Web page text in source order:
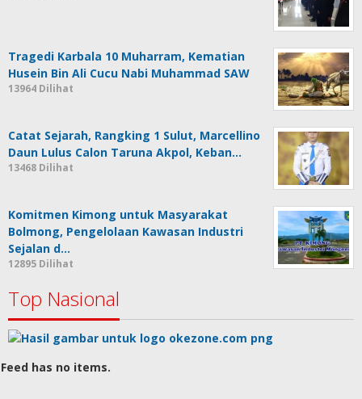
Tragedi Karbala 10 Muharram, Kematian
Husein Bin Ali Cucu Nabi Muhammad SAW
13964 Dilihat
Catat Sejarah, Rangking 1 Sulut, Marcellino
Daun Lulus Calon Taruna Akpol, Keban…
13468 Dilihat
Komitmen Kimong untuk Masyarakat
Bolmong, Pengelolaan Kawasan Industri
Sejalan d…
12895 Dilihat
Top Nasional
Feed has no items.